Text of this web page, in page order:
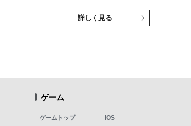
詳しく見る
ゲーム
ゲームトップ
iOS